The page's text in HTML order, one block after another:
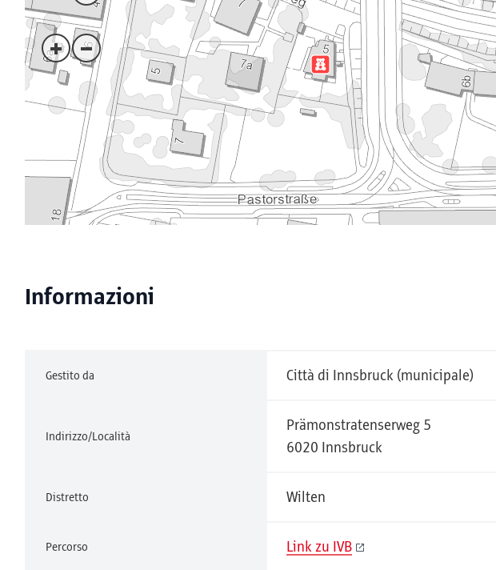
Informazioni
Gestito da Città di Innsbruck (municipale)
Indirizzo/Località
Prämonstratenserweg 5
6020 Innsbruck
Distretto Wilten
Percorso Link zu IVB